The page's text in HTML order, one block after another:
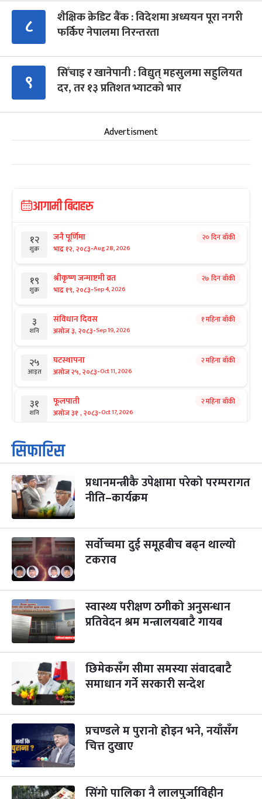
८
शैक्षिक क्रेडिट बैंक : विदेशमा अध्ययन पूरा नगरी
फर्किए नेपालमा निरन्तरता
९
सिँचाइ र खानेपानी : विद्युत् महसुलमा सहुलियत
दर, तर १३ प्रतिशत भ्याटको भार
Advertisment
आगामी बिदाहरु
१२
शुक्र
जनै पूर्णिमा
भाद्र १२, २०८३-Aug 28, 2026
२० दिन बाँकी
१९
शुक्र
श्रीकृष्ण जन्माष्टमी व्रत
भाद्र १९, २०८३-Sep 4, 2026
२७ दिन बाँकी
३
शनि
संविधान दिवस
असोज ३, २०८३-Sep 19, 2026
१ महिना बाँकी
२५
आइत
घटस्थापना
असोज २५, २०८३-Oct 11, 2026
२ महिना बाँकी
३१
शनि
फूलपाती
असोज ३१ , २०८३-Oct 17, 2026
२ महिना बाँकी
१
आइत
कार्तिक सङ्क्रान्ति
कार्तिक १, २०८३
३
मंगल
महानवमी
कार्तिक ३, २०८३-Oct 20, 2026
२ महिना बाँकी
४
बुध कार्तिक ४, २०८३ -Oct 21, 2026
५
बिहि
पापा‌ङ्कुशा एकादशी व्रत
कार्तिक ५, २०८३
२२
आइत
कुकुर तिहार
कार्तिक २२, २०८३-Nov 8, 2026
३ महिना बाँकी
२३ गाई पूजा
कार्तिक २३, २०८३ - Nov 9, 2026
२४
मंगल
गोरुपुजा
कार्तिक २४, २०८३
३ महिना बाँकी
२५
बुध
भाइटीका
कार्तिक २५, २०८३-Nov 11, 2026
३ महिना बाँकी
२९ छठपर्व
सिफारिस
प्रधानमन्त्रीकै उपेक्षामा परेको परम्परागत
नीति–कार्यक्रम
सर्वोच्चमा दुई समूहबीच बढ्न थाल्यो
टकराव
स्वास्थ्य परीक्षण ठगीको अनुसन्धान
प्रतिवेदन श्रम मन्त्रालयबाटै गायब
छिमेकसँग सीमा समस्या संवादबाटै
समाधान गर्ने सरकारी सन्देश
प्रचण्डले म पुरानो होइन भने, नयाँसँग
चित्त दुखाए
सिंगो पालिका नै लालपुर्जाविहीन